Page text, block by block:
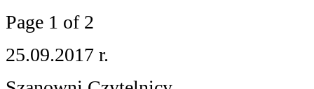
Page 1 of 2
25.09.2017 r.